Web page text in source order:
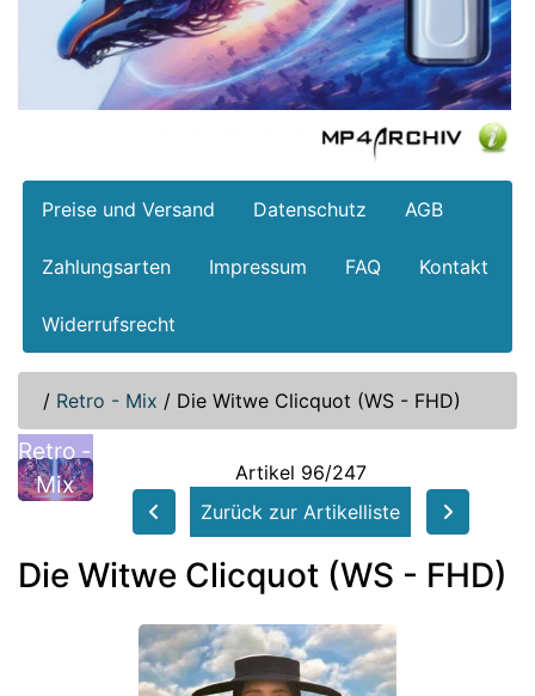
Preise und Versand Datenschutz AGB
Zahlungsarten Impressum FAQ Kontakt
Widerrufsrecht
/ Retro - Mix / Die Witwe Clicquot (WS - FHD)
Retro -
Mix
Artikel 96/247
Zurück zur Artikelliste
Die Witwe Clicquot (WS - FHD)